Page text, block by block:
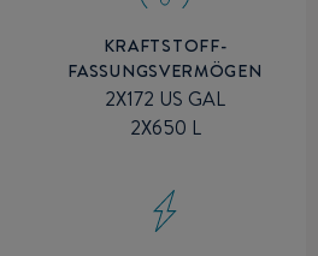
KRAFTSTOFF-
FASSUNGSVERMÖGEN
2X172 US GAL
2X650 L